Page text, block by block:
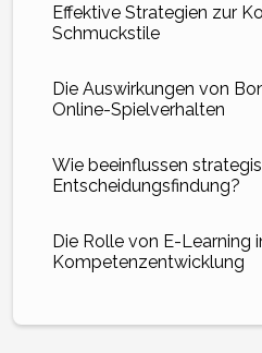
Effektive Strategien zur
Schmuckstile
Die Auswirkungen von
Online-Spielverhalten
Wie beeinflussen
Entscheidungsfindung?
Die Rolle von E-Learning
Kompetenzentwicklung